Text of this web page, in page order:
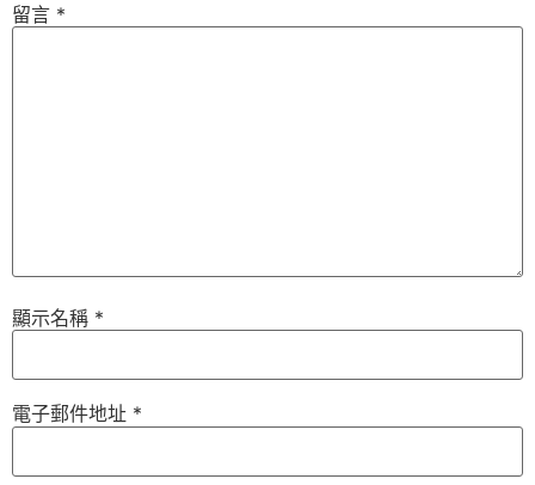
留言 *
顯示名稱 *
電子郵件地址 *